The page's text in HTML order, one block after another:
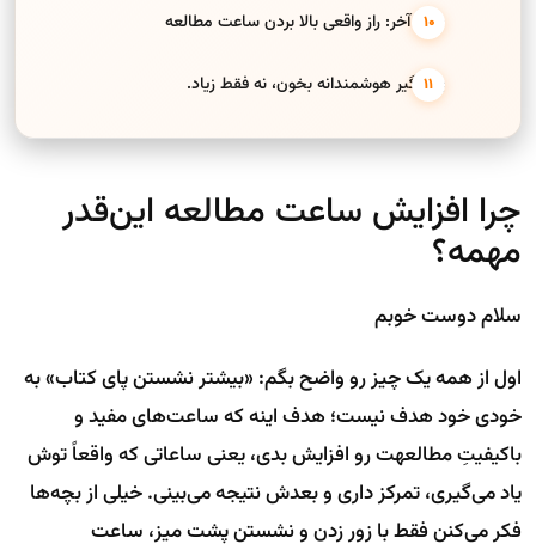
حرف آخر: راز واقعی بالا بردن ساعت مطالعه
یاد بگیر هوشمندانه بخون، نه فقط زیاد.
چرا افزایش ساعت مطالعه این‌قدر
مهمه؟
سلام دوست خوبم
اول از همه یک چیز رو واضح بگم: «بیشتر نشستن پای کتاب» به
خودی خود هدف نیست؛ هدف اینه که ساعت‌های مفید و
باکیفیتِ مطالعهت رو افزایش بدی، یعنی ساعاتی که واقعاً توش
یاد می‌گیری، تمرکز داری و بعدش نتیجه می‌بینی. خیلی از بچه‌ها
فکر می‌کنن فقط با زور زدن و نشستن پشت میز، ساعت